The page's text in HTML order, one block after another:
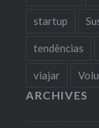
startup
tendências
viajar
ARCHIVES